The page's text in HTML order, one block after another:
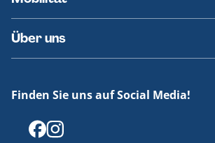
Fundsachen
Häufige Fragen
Barrierefreies Reisen
Erklärung Barrierefreiheit
Über uns
Offenlegungen
Finden Sie uns auf Social Media!